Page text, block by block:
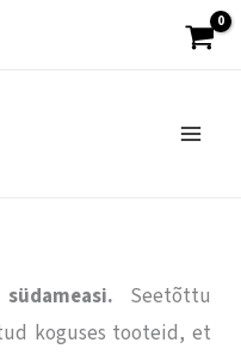
Seetõttu
koguses tooteid, et